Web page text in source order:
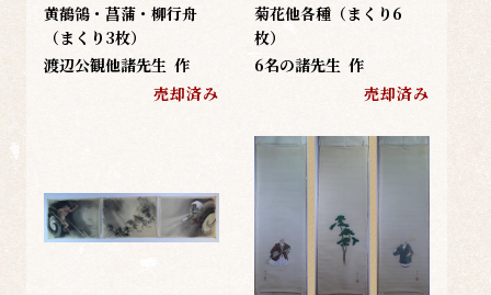
黄鶺鴒・菖蒲・柳行舟
（まくり3枚）
渡辺公観他諸先生 作
売却済み
菊花他各種（まくり6
枚）
6名の諸先生 作
売却済み